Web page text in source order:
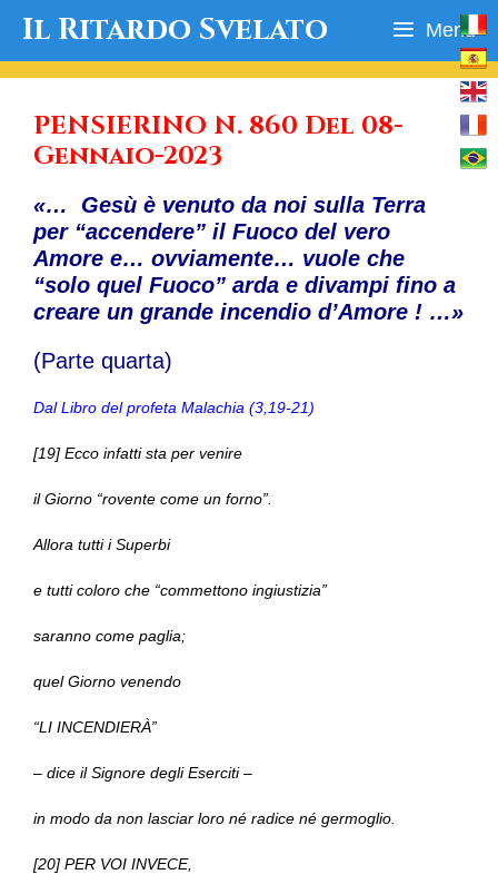
Il Ritardo Svelato Menu
PENSIERINO N. 860 Del 08-
Gennaio-2023
«… Gesù è venuto da noi sulla Terra
per “accendere” il Fuoco del vero
Amore e… ovviamente… vuole che
“solo quel Fuoco” arda e divampi fino a
creare un grande incendio d’Amore ! …»
(Parte quarta)
Dal Libro del profeta Malachia (3,19-21)
[19] Ecco infatti sta per venire
il Giorno “rovente come un forno”.
Allora tutti i Superbi
e tutti coloro che “commettono ingiustizia”
saranno come paglia;
quel Giorno venendo
“LI INCENDIERÀ”
– dice il Signore degli Eserciti –
in modo da non lasciar loro né radice né germoglio.
[20] PER VOI INVECE,